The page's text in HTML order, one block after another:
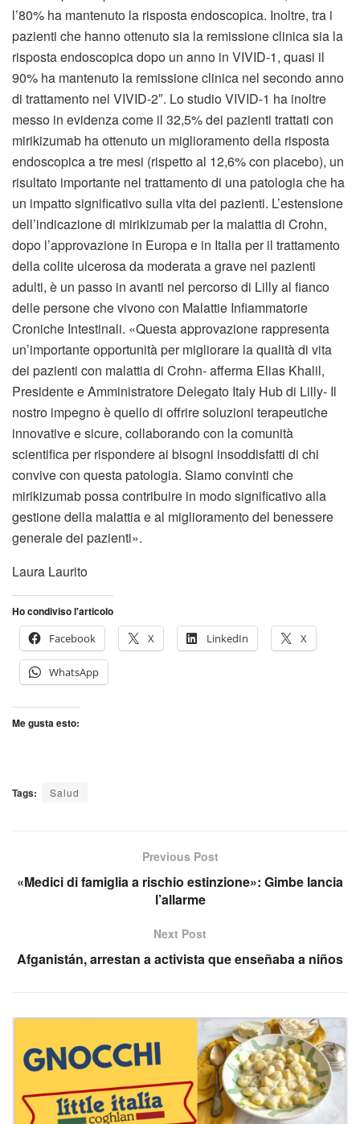
l’80% ha mantenuto la risposta endoscopica. Inoltre, tra i
pazienti che hanno ottenuto sia la remissione clinica sia la
risposta endoscopica dopo un anno in VIVID-1, quasi il
90% ha mantenuto la remissione clinica nel secondo anno
di trattamento nel VIVID-2″. Lo studio VIVID-1 ha inoltre
messo in evidenza come il 32,5% dei pazienti trattati con
mirikizumab ha ottenuto un miglioramento della risposta
endoscopica a tre mesi (rispetto al 12,6% con placebo), un
risultato importante nel trattamento di una patologia che ha
un impatto significativo sulla vita dei pazienti. L’estensione
dell’indicazione di mirikizumab per la malattia di Crohn,
dopo l’approvazione in Europa e in Italia per il trattamento
della colite ulcerosa da moderata a grave nei pazienti
adulti, è un passo in avanti nel percorso di Lilly al fianco
delle persone che vivono con Malattie Infiammatorie
Croniche Intestinali. «Questa approvazione rappresenta
un’importante opportunità per migliorare la qualità di vita
dei pazienti con malattia di Crohn- afferma Elias Khalil,
Presidente e Amministratore Delegato Italy Hub di Lilly- Il
nostro impegno è quello di offrire soluzioni terapeutiche
innovative e sicure, collaborando con la comunità
scientifica per rispondere ai bisogni insoddisfatti di chi
convive con questa patologia. Siamo convinti che
mirikizumab possa contribuire in modo significativo alla
gestione della malattia e al miglioramento del benessere
generale dei pazienti».
Laura Laurito
Ho condiviso l'articolo
Facebook
X LinkedIn X
WhatsApp
Me gusta esto:
Tags: Salud
Previous Post
«Medici di famiglia a rischio estinzione»: Gimbe lancia
l’allarme
Next Post
Afganistán, arrestan a activista que enseñaba a niños